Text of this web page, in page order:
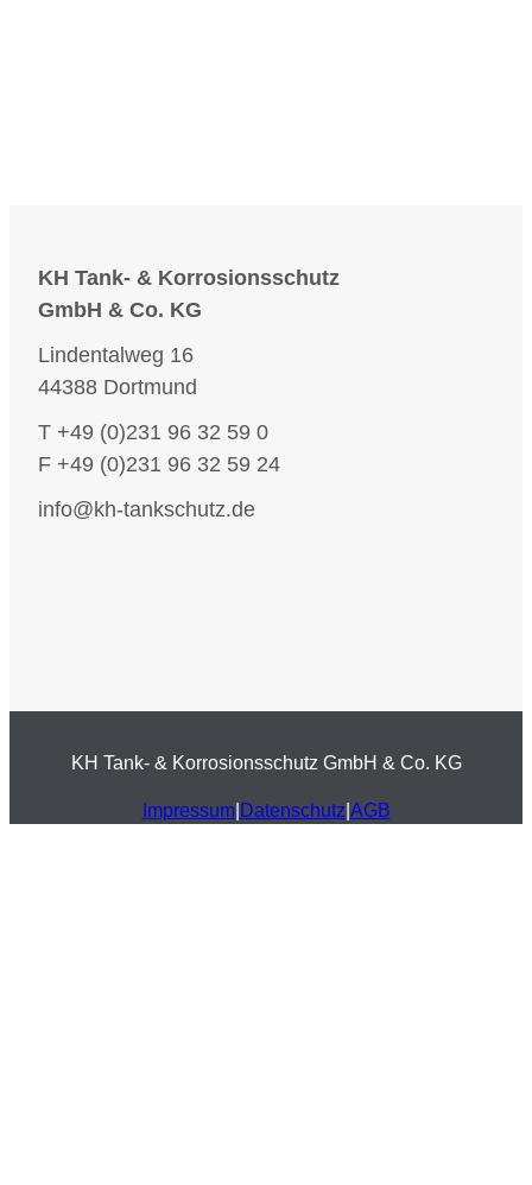
KH Tank- & Korrosionsschutz
GmbH & Co. KG
Lindentalweg 16
44388 Dortmund
T +49 (0)231 96 32 59 0
F +49 (0)231 96 32 59 24
info@kh-tankschutz.de
KH Tank- & Korrosionsschutz GmbH & Co. KG
Impressum| Datenschutz AGB